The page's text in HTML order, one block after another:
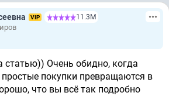
VIP 11.3М
статью)) Очень обидно, когда
простые покупки превращаются в
что вы всё так подробно